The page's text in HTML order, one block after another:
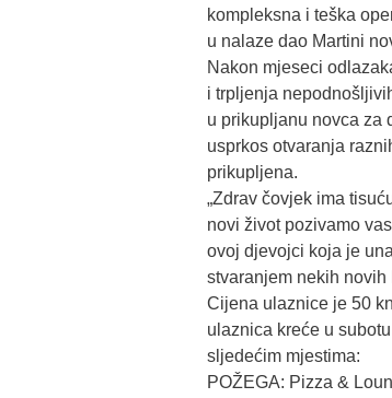
kompleksna i teška
u nalaze dao Martini
Nakon mjeseci
i trpljenja
u prikupljanu novca za
usprkos otvaranja
prikupljena.
„Zdrav čovjek ima
novi život pozivamo
ovoj djevojci koja je
stvaranjem nekih
Cijena ulaznice je 50
ulaznica kreće u
sljedećim mjestima:
POŽEGA: Pizza &